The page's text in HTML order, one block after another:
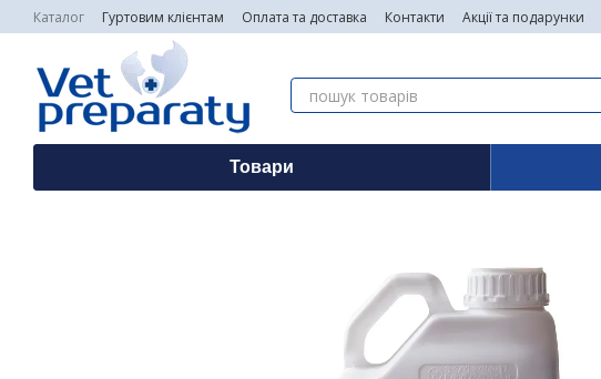
Перейти до основного контенту
Каталог Гуртовим клієнтам Оплата та доставка Контакти Акції та подарунки
Товари